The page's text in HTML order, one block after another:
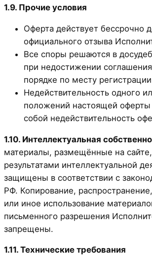
1.9. Прочие условия
Оферта действует бессрочно
официального отзыва
Все споры решаются в
при недостижении
порядке по месту
Недействительность одного
положений настоящей оферты
собой недействительность
1.10. Интеллектуальная
материалы, размещённые на
результатами интеллектуальной
защищены в соответствии с
РФ. Копирование,
или иное использование
письменного разрешения
запрещены.
1.11. Технические требования